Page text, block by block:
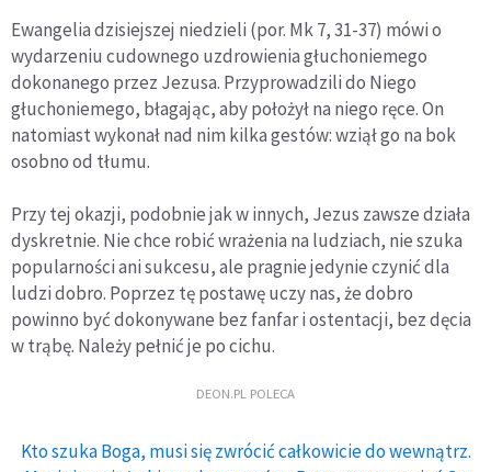
Ewangelia dzisiejszej niedzieli (por. Mk 7, 31-37) mówi o
wydarzeniu cudownego uzdrowienia głuchoniemego
dokonanego przez Jezusa. Przyprowadzili do Niego
głuchoniemego, błagając, aby położył na niego ręce. On
natomiast wykonał nad nim kilka gestów: wziął go na bok
osobno od tłumu.
Przy tej okazji, podobnie jak w innych, Jezus zawsze działa
dyskretnie. Nie chce robić wrażenia na ludziach, nie szuka
popularności ani sukcesu, ale pragnie jedynie czynić dla
ludzi dobro. Poprzez tę postawę uczy nas, że dobro
powinno być dokonywane bez fanfar i ostentacji, bez dęcia
w trąbę. Należy pełnić je po cichu.
DEON.PL POLECA
Kto szuka Boga, musi się zwrócić całkowicie do wewnątrz.